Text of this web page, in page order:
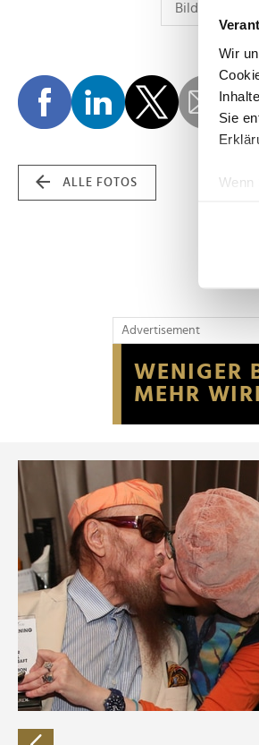
Wir
Sie
Wenn
Wir
der
ALLE FOTOS
Advertisement